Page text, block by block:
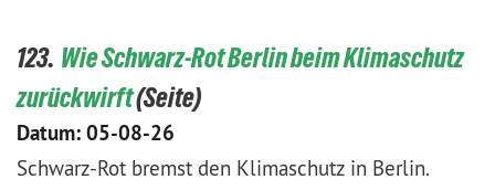
123. Wie Schwarz-Rot Berlin beim Klimaschutz
zurückwirft
Datum: 05-08-26
Schwarz-Rot bremst den Klimaschutz in Berlin.